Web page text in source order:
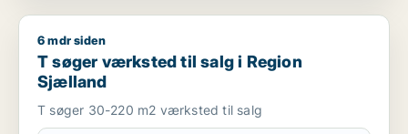
T søger værksted til salg i Region Sjælland
6 mdr siden
T søger værksted til salg i Region
Sjælland
T søger 30-220 m2 værksted til salg